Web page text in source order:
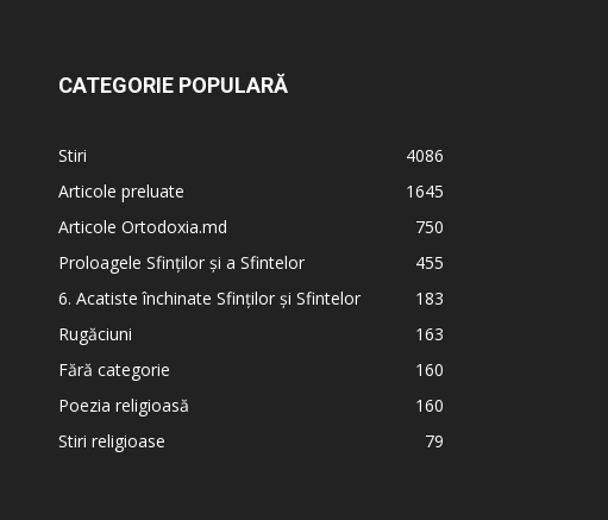
CATEGORIE POPULARĂ
Stiri
4086
Articole preluate
1645
Articole Ortodoxia.md
750
Proloagele Sfinților și a Sfintelor
455
6. Acatiste închinate Sfinților și Sfintelor
183
Rugăciuni
163
Fără categorie
160
Poezia religioasă
160
Stiri religioase
79